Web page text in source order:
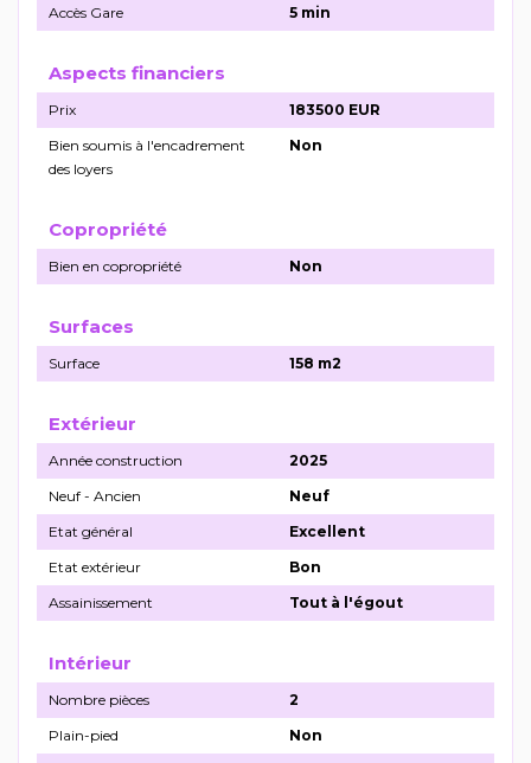
Accès Gare
5 min
Aspects financiers
Prix
183500 EUR
Bien soumis à l'encadrement
des loyers
Non
Copropriété
Bien en copropriété Non
Surfaces
Surface 158 m2
Extérieur
Année construction
2025
Neuf - Ancien
Neuf
Etat général
Excellent
Etat extérieur
Bon
Assainissement
Tout à l'égout
Intérieur
Nombre pièces
2
Plain-pied
Non